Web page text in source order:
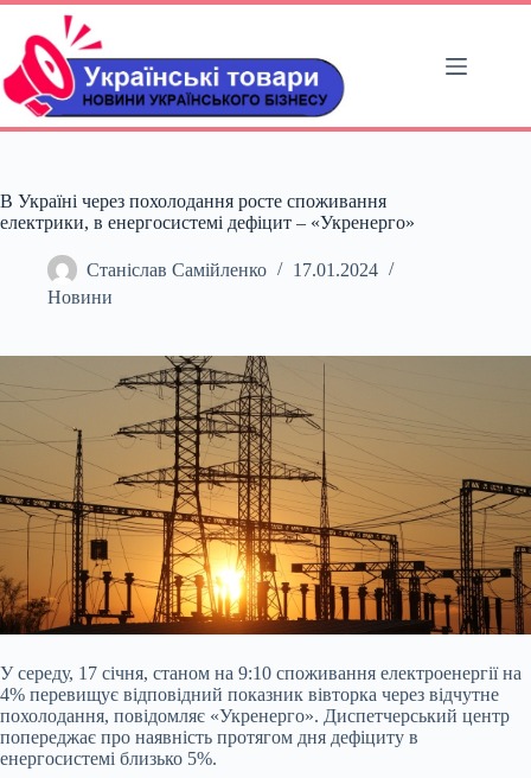
Перейти
вмісту
В Україні через похолодання росте споживання
електрики, в енергосистемі дефіцит – «Укренерго»
Станіслав Самійленко
17.01.2024
Новини
У середу, 17 січня, станом на 9:10 споживання електроенергії на
4% перевищує відповідний показник вівторка через відчутне
похолодання, повідомляє «Укренерго». Диспетчерський центр
попереджає про наявність протягом дня дефіциту в
енергосистемі близько 5%.